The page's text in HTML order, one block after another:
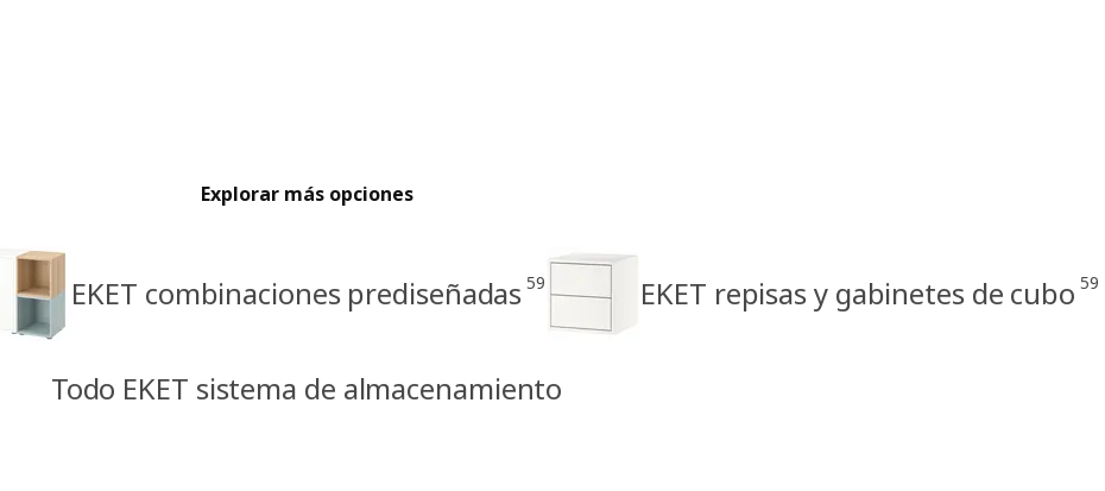
Explorar más opciones
EKET combinaciones prediseñadas 59 EKET repisas y gabinetes de cubo 59
Todo EKET sistema de almacenamiento